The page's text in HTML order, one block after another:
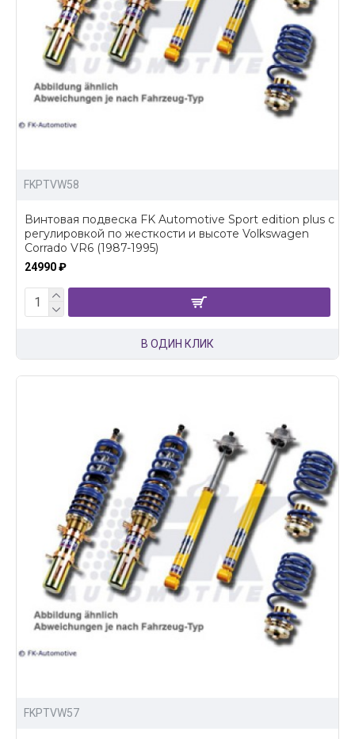
FKPTVW58
Винтовая подвеска FK Automotive Sport edition plus c
регулировкой по жесткости и высоте Volkswagen
Corrado VR6 (1987-1995)
24990 ₽
В ОДИН КЛИК
FKPTVW57